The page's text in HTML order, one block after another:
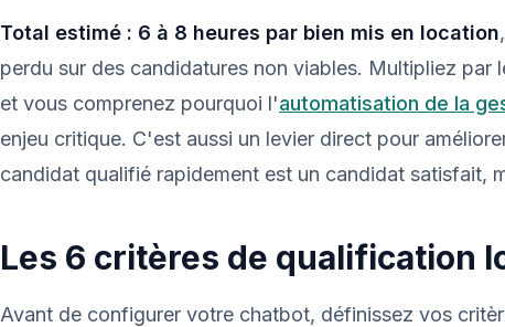
Total estimé : 6 à 8 heures par bien mis en location
perdu sur des candidatures non viables. Multipliez par
et vous comprenez pourquoi l'automatisation de la
enjeu critique. C'est aussi un levier direct pour
candidat qualifié rapidement est un candidat satisfait,
Les 6 critères de qualification
Avant de configurer votre chatbot, définissez vos